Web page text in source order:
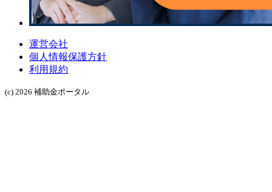
運営会社
個人情報保護方針
利用規約
(c) 2026 補助金ポータル